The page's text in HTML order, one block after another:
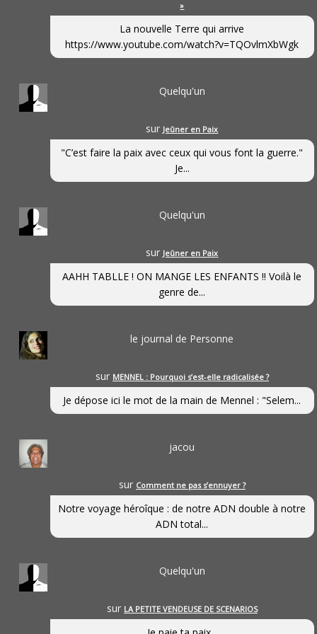
»
La nouvelle Terre qui arrive
https://www.youtube.com/watch?v=TQOvlmXbWgk
Quelqu'un
sur Jeûner en Paix
"C’est faire la paix avec ceux qui vous font la guerre."
Je...
Quelqu'un
sur Jeûner en Paix
AAHH TABLLE ! ON MANGE LES ENFANTS !! Voilà le
genre de...
le journal de Personne
sur MENNEL : Pourquoi s’est-elle radicalisée ?
Je dépose ici le mot de la main de Mennel : "Selem...
jacou
sur Comment ne pas s’ennuyer ?
Notre voyage héroîque : de notre ADN double à notre
ADN total...
Quelqu'un
sur LA PETITE VENDEUSE DE SCENARIOS